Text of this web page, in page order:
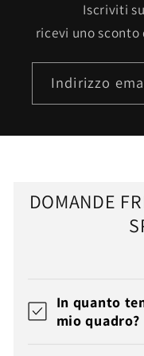
Iscriviti
ricevi uno
Indirizzo
DOMANDE
In quanto
mio quadro?